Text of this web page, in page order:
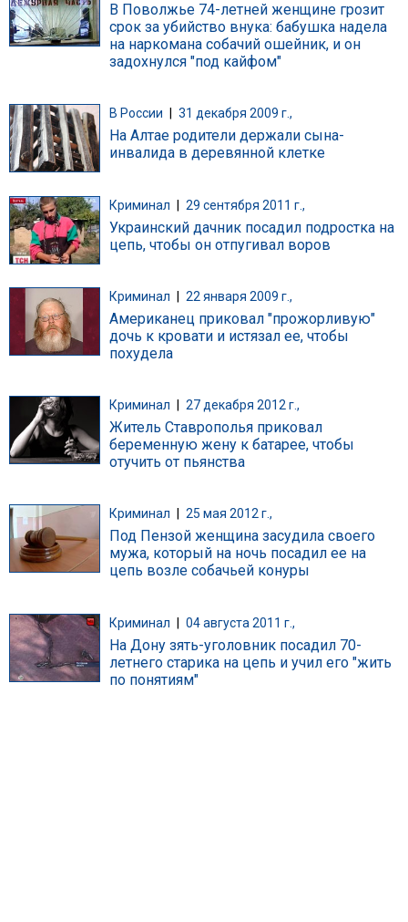
В Поволжье 74-летней женщине грозит
срок за убийство внука: бабушка надела
на наркомана собачий ошейник, и он
задохнулся "под кайфом"
В России 31 декабря 2009 г.,
На Алтае родители держали сына-
инвалида в деревянной клетке
Криминал 29 сентября 2011 г.,
Украинский дачник посадил подростка на
цепь, чтобы он отпугивал воров
Криминал 22 января 2009 г.,
Американец приковал "прожорливую"
дочь к кровати и истязал ее, чтобы
похудела
Криминал 27 декабря 2012 г.,
Житель Ставрополья приковал
беременную жену к батарее, чтобы
отучить от пьянства
Криминал 25 мая 2012 г.,
Под Пензой женщина засудила своего
мужа, который на ночь посадил ее на
цепь возле собачьей конуры
Криминал 04 августа 2011 г.,
На Дону зять-уголовник посадил 70-
летнего старика на цепь и учил его "жить
по понятиям"